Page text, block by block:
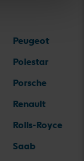
Peugeot
Polestar
Porsche
Renault
Rolls-Royce
Saab